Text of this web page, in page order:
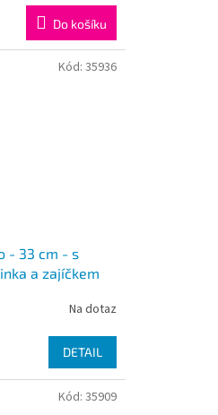
Do košíku
- 33 cm - s
a zajíčkem
Na dotaz
DETAIL
Kód: 35936
Kód: 35909